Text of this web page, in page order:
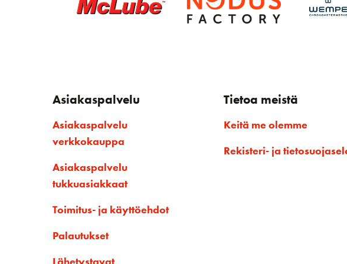
Asiakaspalvelu
Asiakaspalvelu
verkkokauppa
Asiakaspalvelu
tukkuasiakkaat
Toimitus- ja käyttöehdot
Palautukset
Tietoa meistä
Keitä me olemme
Rekisteri- ja